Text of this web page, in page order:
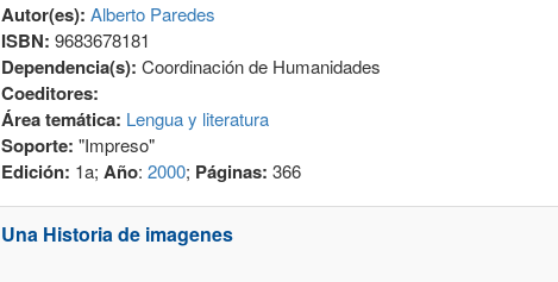
Autor(es): Alberto Paredes
ISBN: 9683678181
Dependencia(s): Coordinación de Humanidades
Coeditores:
Área temática: Lengua y literatura
Soporte: "Impreso"
Edición: 1a; Año: 2000; Páginas: 366
Una Historia de imagenes